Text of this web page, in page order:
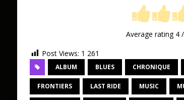
Average rating 4/
Post Views: 1 261
ALBUM BLUES CHRONIQUE
FRONTIERS LAST RIDE MUSIC